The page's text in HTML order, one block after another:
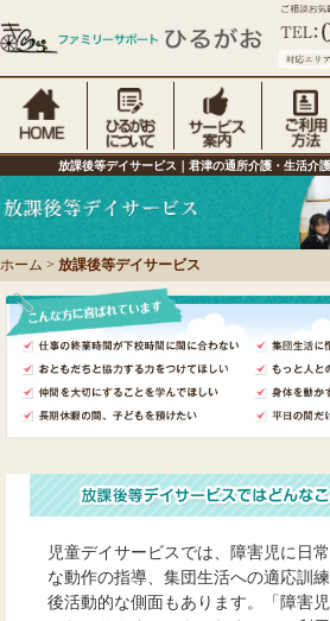
放課後等デイサービス｜君津の通所介護・生活介
ホーム > 放課後等デイサービス
児童デイサービスでは、障害児に日
な動作の指導、集団生活への適応訓
後活動的な側面もあります。「障害